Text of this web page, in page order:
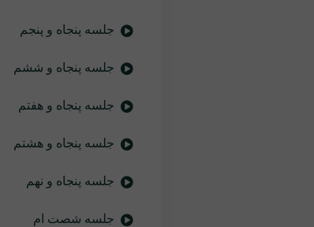
جلسه پنجاه و پنجم
جلسه پنجاه و ششم
جلسه پنجاه و هفتم
جلسه پنجاه و هشتم
جلسه پنجاه و نهم
جلسه شصت ام